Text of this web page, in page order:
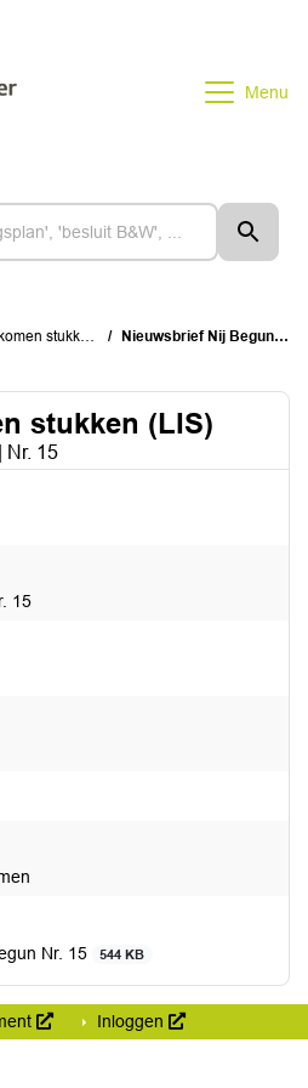
Menu
stukken (LIS) Nieuwsbrief Nij Begun | Nr. 15
stukken (LIS)
Nr. 15
15
Nr. 15
544 KB
Inloggen